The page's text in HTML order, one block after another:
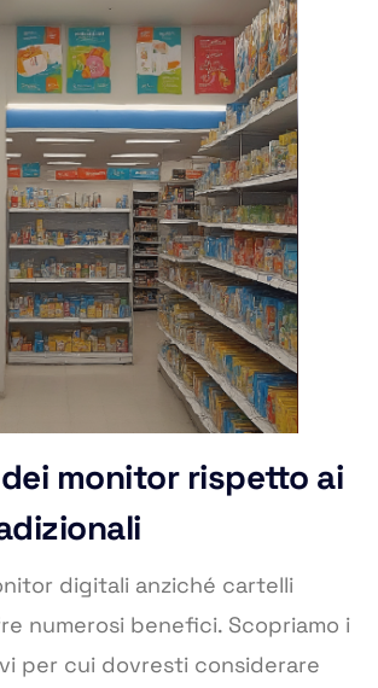
monitor rispetto ai
digitali anziché cartelli
numerosi benefici. Scopriamo i
per cui dovresti considerare